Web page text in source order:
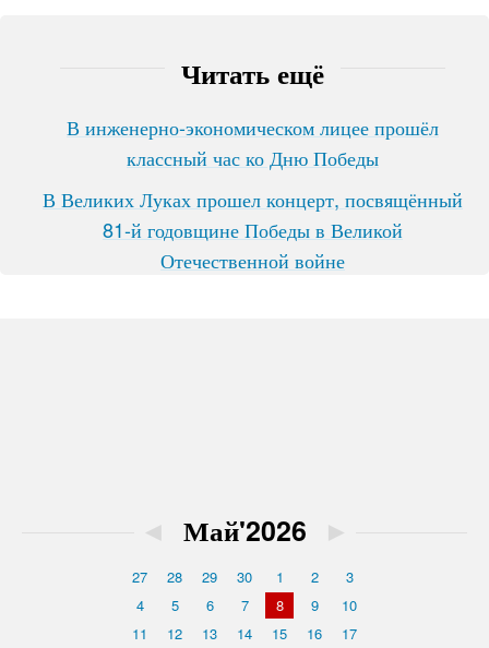
Читать ещё
В инженерно-экономическом лицее прошёл
классный час ко Дню Победы
В Великих Луках прошел концерт, посвящённый
81-й годовщине Победы в Великой
Отечественной войне
◄ Май'2026 ►
27 28 29 30 1 2
3
4
5 6 7 8 9
10
11
12 13 14 15 16
17